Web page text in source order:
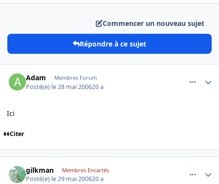
Commencer un nouveau sujet
Répondre à ce sujet
Adam Membres Forum
Posté(e) le 28 mai 200620 a
Ici
Citer
gilkman Membres Encartés
Posté(e) le 29 mai 200620 a